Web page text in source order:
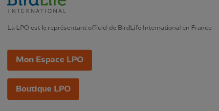
La LPO est le représentant officiel de BirdLife International en France
Mon Espace LPO
Boutique LPO